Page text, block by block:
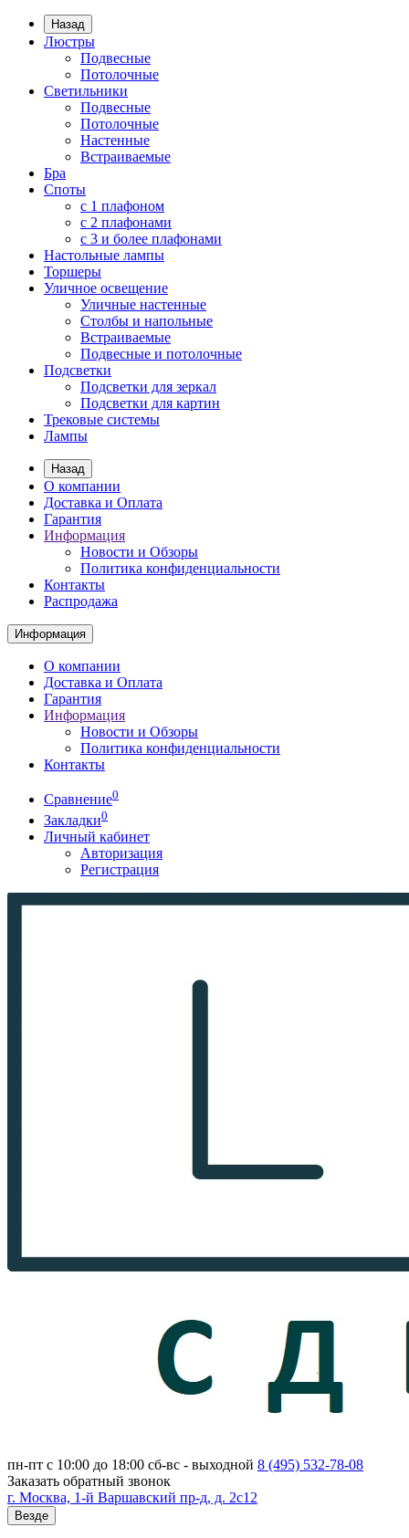
Назад
Люстры
Подвесные
Потолочные
Светильники
Подвесные
Потолочные
Настенные
Встраиваемые
Бра
Споты
с 1 плафоном
с 2 плафонами
с 3 и более плафонами
Настольные лампы
Торшеры
Уличное освещение
Уличные настенные
Столбы и напольные
Встраиваемые
Подвесные и потолочные
Подсветки
Подсветки для зеркал
Подсветки для картин
Трековые системы
Лампы
Назад
О компании
Доставка и Оплата
Гарантия
Информация
Новости и Обзоры
Политика конфиденциальности
Контакты
Распродажа
Информация
О компании
Доставка и Оплата
Гарантия
Информация
Новости и Обзоры
Политика конфиденциальности
Контакты
Сравнение0
Закладки0
Личный кабинет
Авторизация
Регистрация
пн-пт с 10:00 до 18:00 сб-вс - выходной 8 (495) 532-78-08
Заказать обратный звонок
г. Москва, 1-й Варшавский пр-д, д. 2с12
Везде